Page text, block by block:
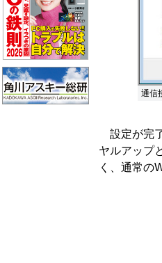
通信
設定が完
ヤルアップ
く、通常の